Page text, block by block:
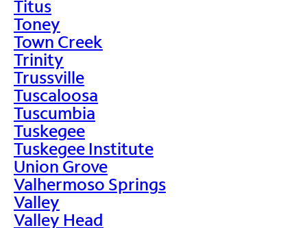
Titus
Toney
Town Creek
Trinity
Trussville
Tuscaloosa
Tuscumbia
Tuskegee
Tuskegee Institute
Union Grove
Valhermoso Springs
Valley
Valley Head